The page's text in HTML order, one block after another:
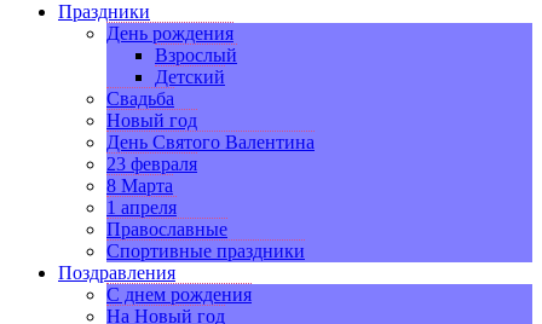
Праздники
День рождения
Взрослый
Детский
Свадьба
Новый год
День Святого Валентина
23 февраля
8 Марта
1 апреля
Православные
Спортивные праздники
Поздравления
С днем рождения
На Новый год